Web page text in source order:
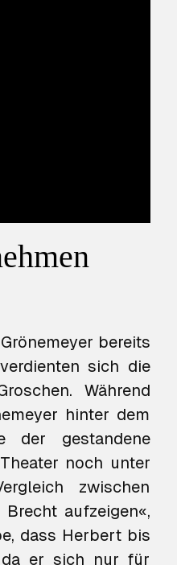
bereits
sich die
Während
hinter dem
der gestandene
noch unter
zwischen
aufzeigen«,
dass Herbert bis
da er sich nur für